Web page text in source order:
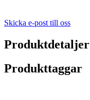
Skicka e-post till oss
Produktdetaljer
Produkttaggar